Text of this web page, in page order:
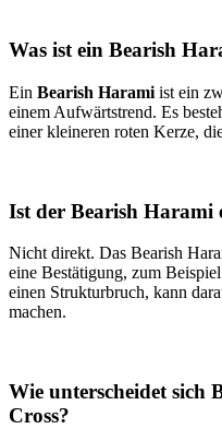
Was ist ein Bearish
Ein Bearish Harami ist ein
einem Aufwärtstrend. Es
einer kleineren roten Kerze,
Ist der Bearish Harami
Nicht direkt. Das Bearish
eine Bestätigung, zum
einen Strukturbruch, kann
machen.
Wie unterscheidet sich
Cross?